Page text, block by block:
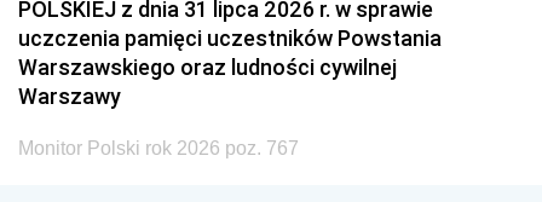
POLSKIEJ z dnia 31 lipca 2026 r. w sprawie
uczczenia pamięci uczestników Powstania
Warszawskiego oraz ludności cywilnej
Warszawy
Monitor Polski rok 2026 poz. 767